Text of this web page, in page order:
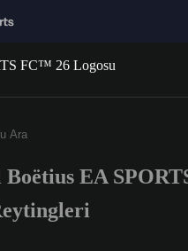
a minimum of 3 characters
Boëtius EA